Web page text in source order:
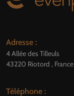
Adresse :
4 Allée des Tilleuls
43220 Riotord , France
Téléphone :